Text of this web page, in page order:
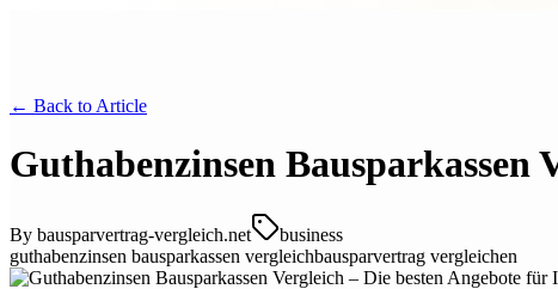
← Back to Article
Guthabenzinsen Bausparkassen
By bausparvertrag-vergleich.net
business
guthabenzinsen bausparkassen vergleichbausparvertrag vergleichen